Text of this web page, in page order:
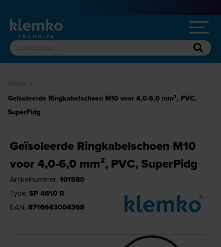
Geïsoleerde Ringkabelschoen M10 voor 4,0-6,0 mm², PVC,
SuperPidg
Geïsoleerde Ringkabelschoen M10
voor 4,0-6,0 mm², PVC, SuperPidg
Artikelnummer: 101580
Type: SP 4610 R
EAN: 8716643004368